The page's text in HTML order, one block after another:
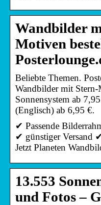
Wandbilder
Motiven
Beliebte Themen.
Wandbilder mit
Sonnensystem ab
(Englisch) ab 6,95 €.
✔ Passende
✔ günstiger Versand
Jetzt Planeten
13.553
und Fotos –